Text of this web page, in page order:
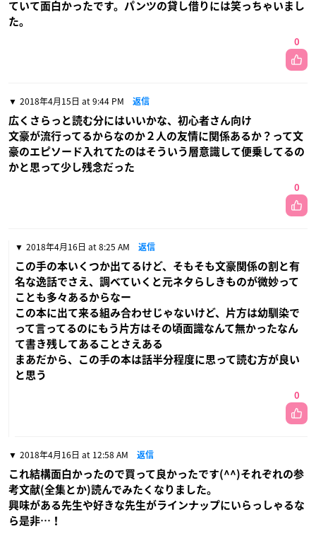
ていて面白かったです。パンツの貸し借りには笑っちゃいまし
た。
0
2018年4月15日 at 9:44 PM 返信
広くさらっと読む分にはいいかな、初心者さん向け
文豪が流行ってるからなのか２人の友情に関係あるか？って文
豪のエピソード入れてたのはそういう層意識して便乗してるの
かと思って少し残念だった
0
2018年4月16日 at 8:25 AM 返信
この手の本いくつか出てるけど、そもそも文豪関係の割と有
名な逸話でさえ、調べていくと元ネタらしきものが微妙って
ことも多々あるからなー
この本に出て来る組み合わせじゃないけど、片方は幼馴染で
って言ってるのにもう片方はその頃面識なんて無かったなん
て書き残してあることさえある
まあだから、この手の本は話半分程度に思って読む方が良い
と思う
0
2018年4月16日 at 12:58 AM 返信
これ結構面白かったので買って良かったです(^^)それぞれの参
考文献(全集とか)読んでみたくなりました。
興味がある先生や好きな先生がラインナップにいらっしゃるな
ら是非…！